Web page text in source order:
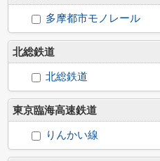
多摩都市モノレール
北総鉄道
北総鉄道
東京臨海高速鉄道
りんかい線